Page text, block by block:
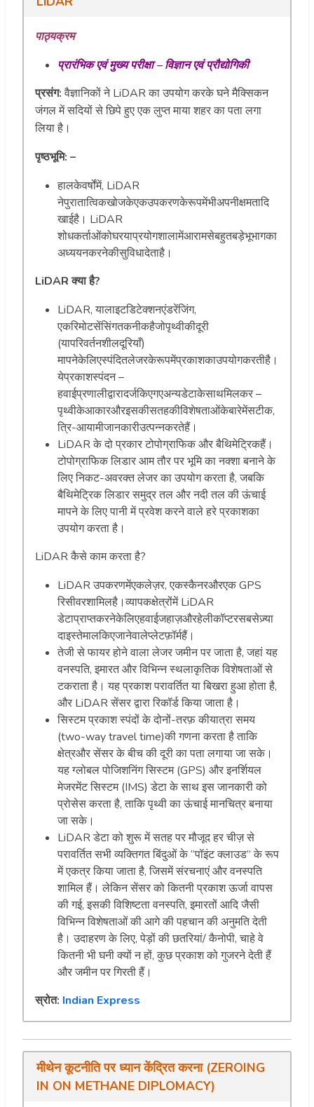
पाठ्यक्रम
प्रारंभिक एवं मुख्य परीक्षा–विज्ञान एवं प्रौद्योगिकी
प्रसंग:वैज्ञानिकों ने LiDAR का उपयोग करके घने मैक्सिकन
जंगल में सदियों से छिपे हुए एक लुप्त माया शहर का पता लगा
लिया है।
पृष्ठभूमि: –
हालकेवर्षोंमें, LiDAR
नेपुरातात्विकखोजकेएकउपकरणकेरूपमेंभीअपनीक्षमतादि
खाईहै। LiDAR
शोधकर्ताओंकोघरयाप्रयोगशालामेंआरामसेबहुतबड़ेभूभागका
अध्ययनकरनेकीसुविधादेताहै।
LiDAR क्या है?
LiDAR, यालाइटडिटेक्शनएंडरेंजिंग,
एकरिमोटसेंसिंगतकनीकहैजोपृथ्वीकीदूरी
(यापरिवर्तनशीलदूरियाँ)
मापनेकेलिएस्पंदितलेजरकेरूपमेंप्रकाशकाउपयोगकरतीहै।
येप्रकाशस्पंदन –
हवाईप्रणालीद्वारादर्जकिएगएअन्यडेटाकेसाथमिलकर –
पृथ्वीकेआकारऔरइसकीसतहकीविशेषताओंकेबारेमेंसटीक,
त्रि-आयामीजानकारीउत्पन्नकरतेहैं।
LiDAR के दो प्रकार टोपोग्राफिक और बैथिमेट्रिकहैं।
टोपोग्राफिक लिडार आम तौर पर भूमि का नक्शा बनाने के
लिए निकट-अवरक्त लेजर का उपयोग करता है, जबकि
बैथिमेट्रिक लिडार समुद्र तल और नदी तल की ऊंचाई
मापने के लिए पानी में प्रवेश करने वाले हरे प्रकाशका
उपयोग करता है।
LiDAR कैसे काम करता है?
LiDAR उपकरणमेंएकलेज़र, एकस्कैनरऔरएक GPS
रिसीवरशामिलहै।व्यापकक्षेत्रोंमें LiDAR
डेटाप्राप्तकरनेकेलिएहवाईजहाज़औरहेलीकॉप्टरसबसेज़्या
दाइस्तेमालकिएजानेवालेप्लेटफ़ॉर्महैं।
तेजी से फायर होने वाला लेजर जमीन पर जाता है, जहां यह
वनस्पति, इमारत और विभिन्न स्थलाकृतिक विशेषताओं से
टकराता है। यह प्रकाश परावर्तित या बिखरा हुआ होता है,
और LiDAR सेंसर द्वारा रिकॉर्ड किया जाता है।
सिस्टम प्रकाश स्पंदों के दोनों-तरफ़ कीयात्रा समय
(two-way travel time)की गणना करता है ताकि
क्षेत्रऔर सेंसर के बीच की दूरी का पता लगाया जा सके।
यह ग्लोबल पोजिशनिंग सिस्टम (GPS) और इनर्शियल
मेजरमेंट सिस्टम (IMS) डेटा के साथ इस जानकारी को
प्रोसेस करता है, ताकि पृथ्वी का ऊंचाई मानचित्र बनाया
जा सके।
LiDAR डेटा को शुरू में सतह पर मौजूद हर चीज़ से
परावर्तित सभी व्यक्तिगत बिंदुओं के “पॉइंट क्लाउड” के रूप
में एकत्र किया जाता है, जिसमें संरचनाएं और वनस्पति
शामिल हैं। लेकिन सेंसर को कितनी प्रकाश ऊर्जा वापस
की गई, इसकी विशिष्टता वनस्पति, इमारतों आदि जैसी
विभिन्न विशेषताओं की आगे की पहचान की अनुमति देती
है। उदाहरण के लिए, पेड़ों की छतरियां/ कैनोपी, चाहे वे
कितनी भी घनी क्यों न हों, कुछ प्रकाश को गुजरने देती हैं
और जमीन पर गिरती हैं।
स्रोत: Indian Express
मीथेन कूटनीति पर ध्यान केंद्रित करना(ZEROING
IN ON METHANE DIPLOMACY)